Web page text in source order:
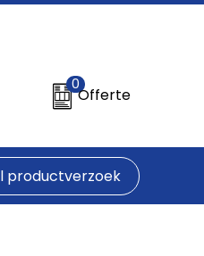
0
Offerte
productverzoek